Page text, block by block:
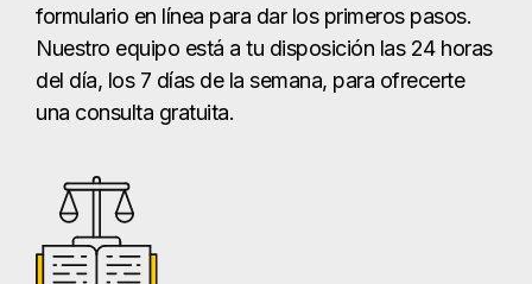
formulario en línea para dar los primeros pasos.
Nuestro equipo está a tu disposición las 24 horas
del día, los 7 días de la semana, para ofrecerte
una consulta gratuita.